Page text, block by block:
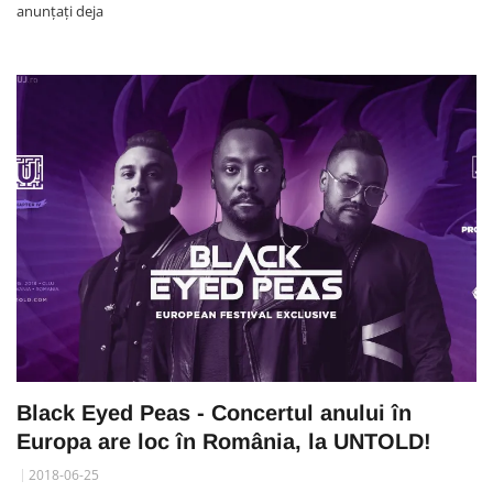
anunțați deja
Black Eyed Peas - Concertul anului în
Europa are loc în România, la UNTOLD!
2018-06-25